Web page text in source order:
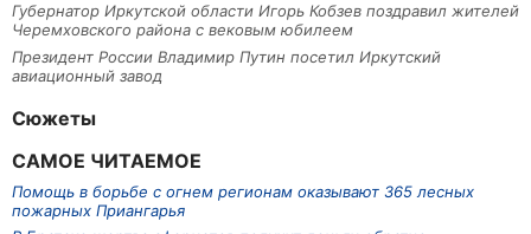
Губернатор Иркутской области Игорь Кобзев поздравил жителей
Черемховского района с вековым юбилеем
Президент России Владимир Путин посетил Иркутский
авиационный завод
Сюжеты
САМОЕ ЧИТАЕМОЕ
Помощь в борьбе с огнем регионам оказывают 365 лесных
пожарных Приангарья